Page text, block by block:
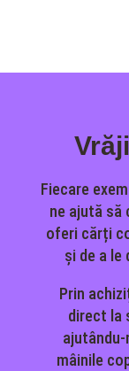
Fiecare
ne ajută să
oferi cărți
și de a le
Prin
direct la
ajutându-
mâinile